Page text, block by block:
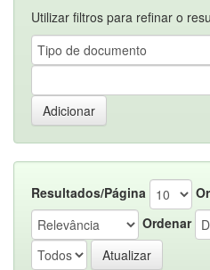
Utilizar filtros para refinar o
Resultados/Página
Ordenar